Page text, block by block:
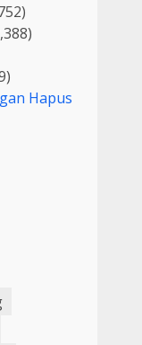
Hapus